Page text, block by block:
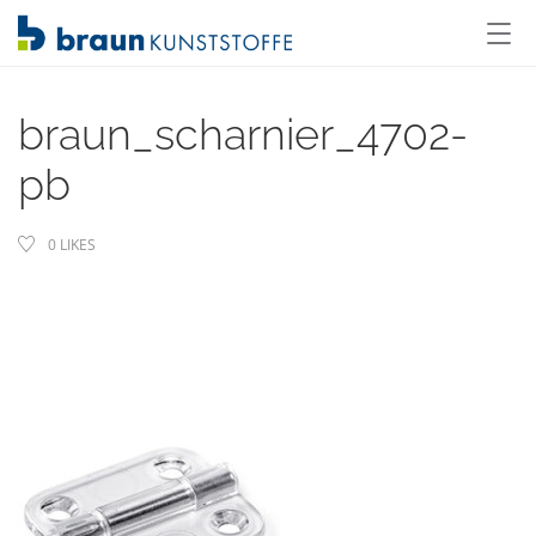
braun_scharnier_4702-
pb
0 LIKES